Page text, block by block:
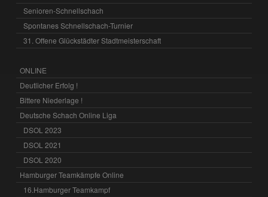
Senioren-Schnellschach
Spontanes Schnellschach-Turnier
31. Offene Glückstädter Stadtmeisterschaft
ONLINE
Deutlicher Erfolg !
Bittere Niederlage !
Deutsche Schach Online Liga
DSOL 2023
DSOL 2021
DSOL 2020
Hamburger Teamkämpfe Online
16.Hamburger Teamkampf